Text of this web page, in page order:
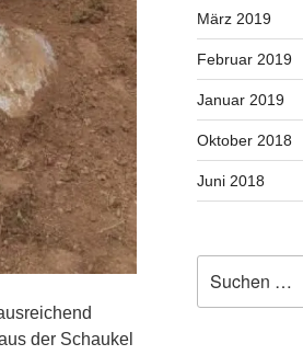
der Schaukel
März 2019
Februar 2019
Januar 2019
Oktober 2018
Juni 2018
nach: